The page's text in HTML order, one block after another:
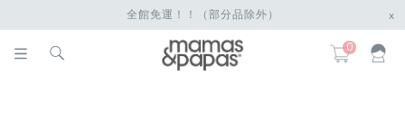
全館免運！！（部分品除外） x
0